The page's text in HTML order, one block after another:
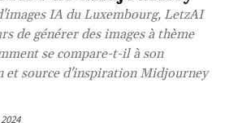
IA du Luxembourg, LetzAI
de générer des images à thème
se compare-t-il à son
et source d'inspiration Midjourney